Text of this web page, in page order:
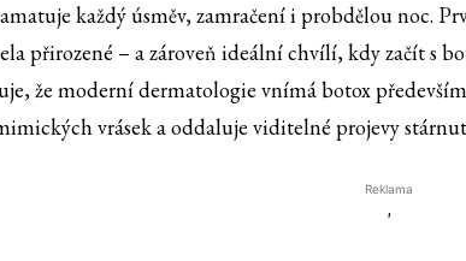
každý úsměv, zamračení i probdělou noc.
přirozené – a zároveň ideální chvílí, kdy začít s
že moderní dermatologie vnímá botox
vrásek a oddaluje viditelné projevy
Reklama
'